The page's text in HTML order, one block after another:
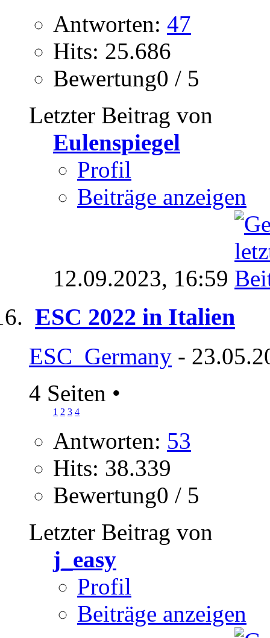
Antworten: 47
Hits: 25.686
Bewertung0 / 5
Letzter Beitrag von
Eulenspiegel
Profil
Beiträge anzeigen
12.09.2023, 16:59
ESC 2022 in Italien
ESC_Germany -
4 Seiten •
1 2 3 4
Antworten: 53
Hits: 38.339
Bewertung0 / 5
Letzter Beitrag von
j_easy
Profil
Beiträge anzeigen